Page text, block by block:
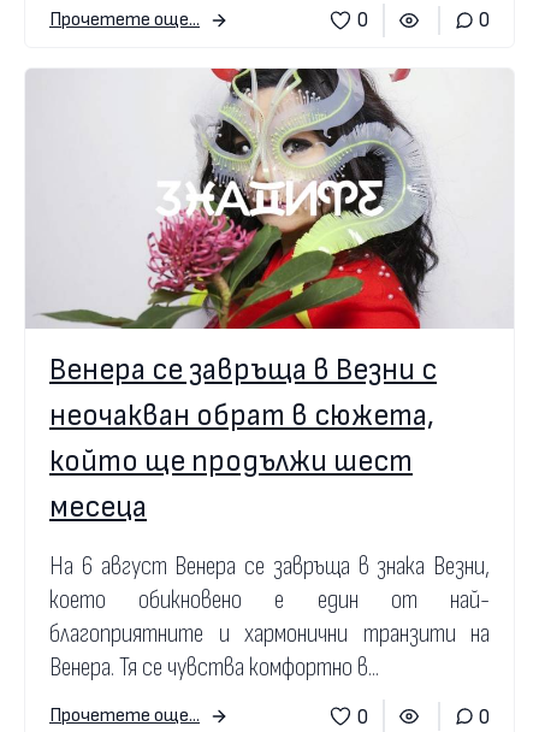
Прочетете още... 0 0
Венера се завръща в Везни с
неочакван обрат в сюжета,
който ще продължи шест
месеца
На 6 август Венера се завръща в знака Везни,
което обикновено е един от най-
благоприятните и хармонични транзити на
Венера. Тя се чувства комфортно в...
Прочетете още... 0 0